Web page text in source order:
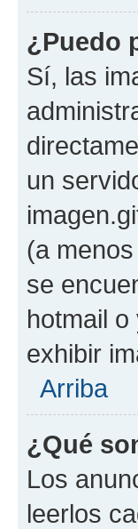
¿Puedo
Sí, las
un
(a
se
hotmail
exhibir
Arriba
¿Qué
Los
leerlos